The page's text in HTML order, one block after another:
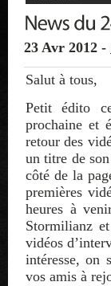
23 Avr 2012 -
Salut à tous,
Petit édito
prochaine et
retour des
un titre de
côté de la
premières
heures à
Stormilianz
vidéos
intéresse, on
vos amis à